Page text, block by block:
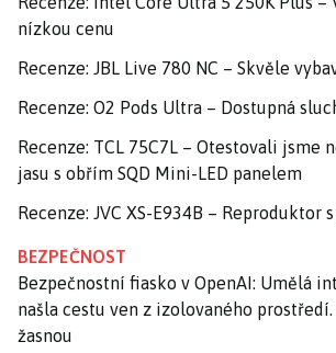
nízkou cenu
Recenze: JBL Live 780 NC – Skvěle
Recenze: O2 Pods Ultra – Dostupná
Recenze: TCL 75C7L – Otestovali jsme
jasu s obřím SQD Mini-LED panelem
Recenze: JVC XS-E934B – Reproduktor
BEZPEČNOST
Bezpečnostní fiasko v OpenAI: Umělá
našla cestu ven z izolovaného
žasnou